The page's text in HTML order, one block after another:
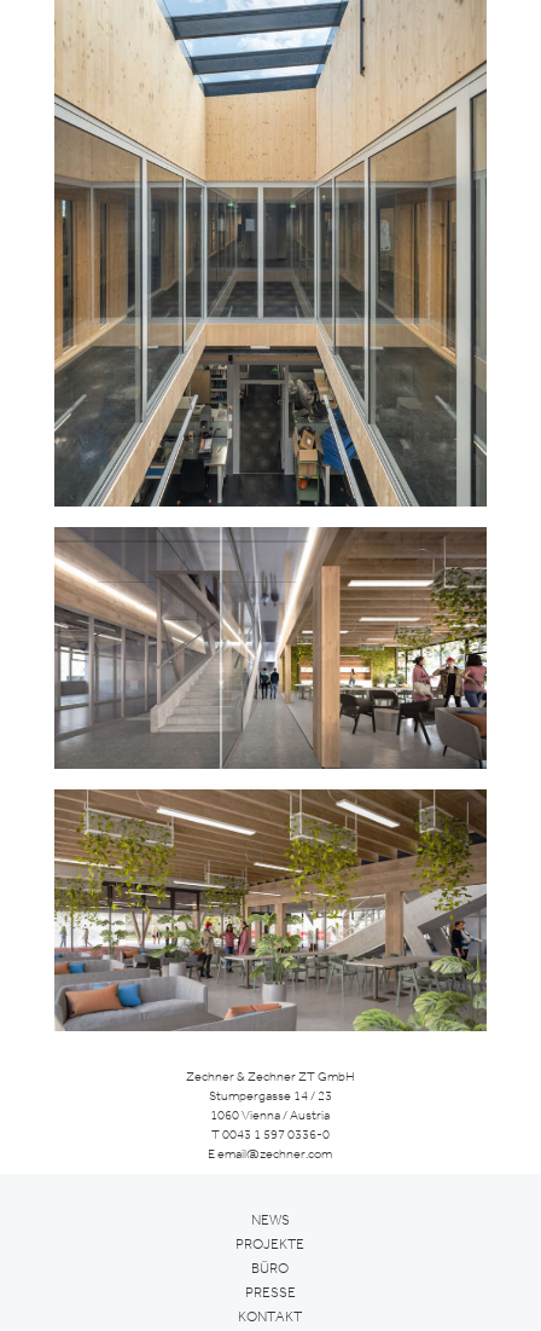
Zechner & Zechner ZT GmbH
Stumpergasse 14 / 23
1060 Vienna / Austria
T0043 1 597 0336-0
Eemail@zechner.com
NEWS
PROJEKTE
BÜRO
PRESSE
KONTAKT